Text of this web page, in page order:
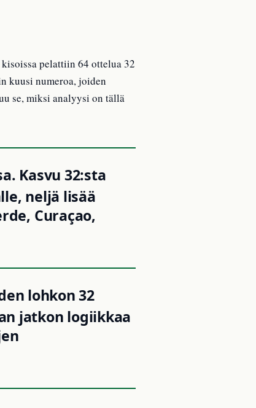
pelattiin 64 ottelua 32
kuusi numeroa, joiden
se, miksi analyysi on tällä
Kasvu 32:sta
neljä lisää
Curaçao,
lohkon 32
jatkon logiikkaa